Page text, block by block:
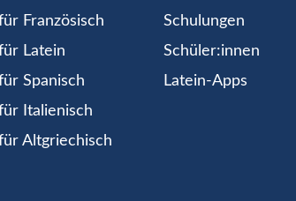
Französisch
Latein
Spanisch
Italienisch
Altgriechisch
Schulungen
Schüler:innen
Latein-Apps